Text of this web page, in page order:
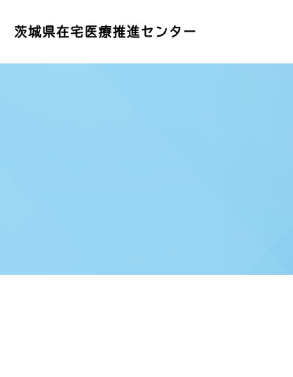
茨城県在宅医療推進センター